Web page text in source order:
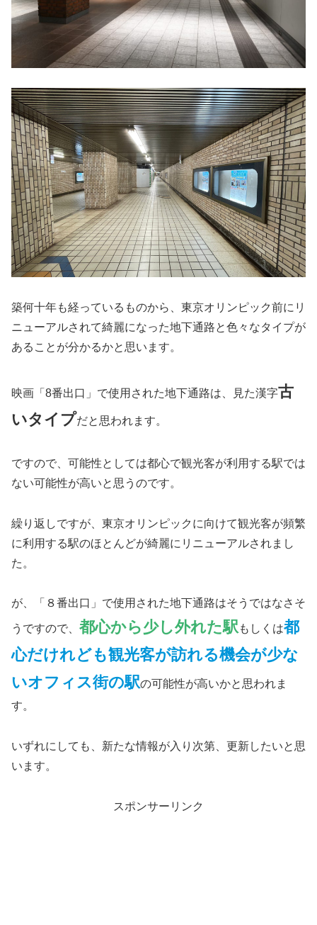
築何十年も経っているものから、東京オリンピック前にリ
ニューアルされて綺麗になった地下通路と色々なタイプが
あることが分かるかと思います。
映画「8番出口」で使用された地下通路は、見た漢字古
いタイプだと思われます。
ですので、可能性としては都心で観光客が利用する駅では
ない可能性が高いと思うのです。
繰り返しですが、東京オリンピックに向けて観光客が頻繁
に利用する駅のほとんどが綺麗にリニューアルされまし
た。
が、「８番出口」で使用された地下通路はそうではなさそ
うですので、 都心から少し外れた駅もしくは都
心だけれども観光客が訪れる機会が少な
いオフィス街の駅の可能性が高いかと思われま
す。
いずれにしても、新たな情報が入り次第、更新したいと思
います。
スポンサーリンク